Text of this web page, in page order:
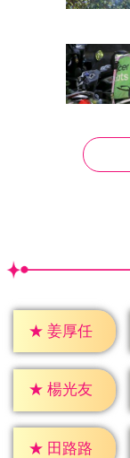
★ 姜厚任
★ 楊光友
★ 田路路